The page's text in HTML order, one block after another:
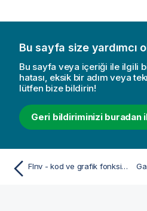
Bu sayfa size yardımcı
Bu sayfa veya içeriği ile ilgili
hatası, eksik bir adım veya
lütfen bize bildirin!
Geri bildiriminizi buradan
FInv - kod ve grafik fonksiyonu